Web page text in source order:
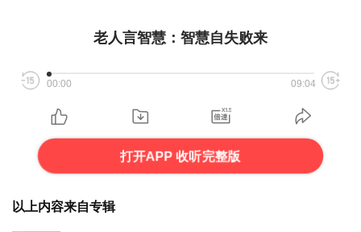
老人言智慧：智慧自失败来
00:00 09:04
打开APP 收听完整版
以上内容来自专辑